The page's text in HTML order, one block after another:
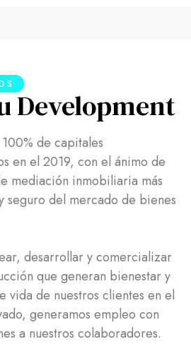
Development
de capitales
en el 2019, con el ánimo de
mediación inmobiliaria más
seguro del mercado de bienes
desarrollar y comercializar
que generan bienestar y
vida de nuestros clientes en el
generamos empleo con
a nuestros colaboradores.